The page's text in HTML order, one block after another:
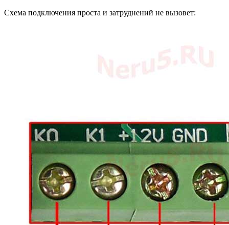
Схема подключения проста и затруднений не вызовет: